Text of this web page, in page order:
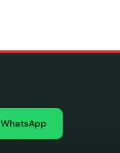
WhatsApp